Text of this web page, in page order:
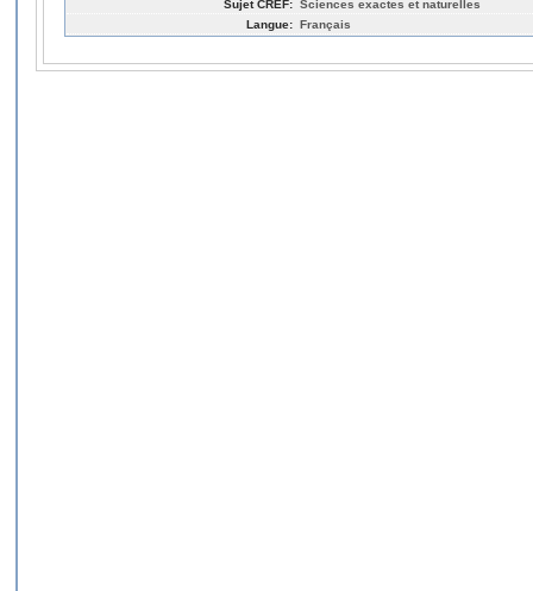
Sujet CREF: Sciences exactes et naturelles
Langue: Français